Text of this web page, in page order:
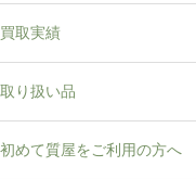
買取実績
取り扱い品
初めて質屋をご利用の方へ